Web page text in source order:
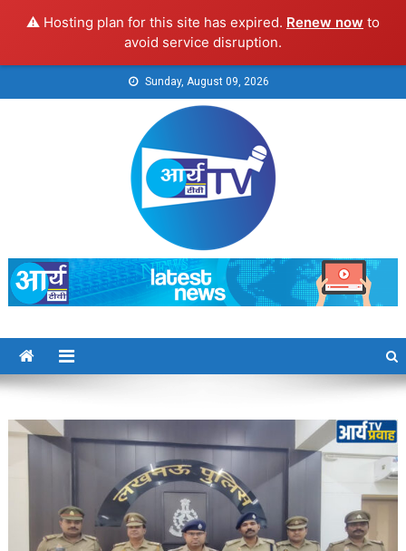
⚠️ Hosting plan for this site has expired. Renew now to
avoid service disruption.
to
Sunday, August 09, 2026
Arya TV